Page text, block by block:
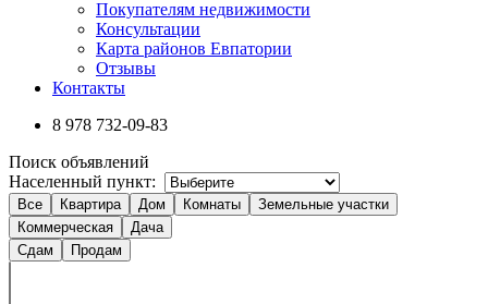
Покупателям недвижимости
Консультации
Карта районов Евпатории
Отзывы
Контакты
8 978 732-09-83
Поиск объявлений
Населенный пункт:
Все Квартира Дом Комнаты
Земельные участки
Коммерческая
Дача
Сдам
Продам